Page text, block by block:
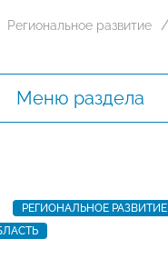
Региональное развитие
Меню раздела
РЕГИОНАЛЬНОЕ РАЗВИТИЕ